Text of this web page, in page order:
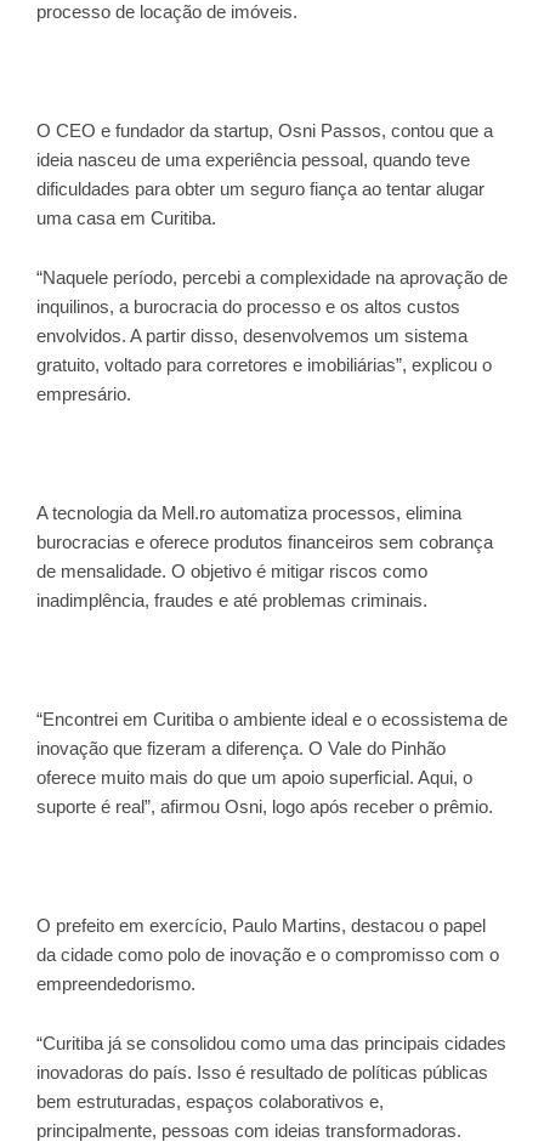
processo de locação de imóveis.
O CEO e fundador da startup, Osni Passos, contou que a
ideia nasceu de uma experiência pessoal, quando teve
dificuldades para obter um seguro fiança ao tentar alugar
uma casa em Curitiba.
“Naquele período, percebi a complexidade na aprovação de
inquilinos, a burocracia do processo e os altos custos
envolvidos. A partir disso, desenvolvemos um sistema
gratuito, voltado para corretores e imobiliárias”, explicou o
empresário.
A tecnologia da Mell.ro automatiza processos, elimina
burocracias e oferece produtos financeiros sem cobrança
de mensalidade. O objetivo é mitigar riscos como
inadimplência, fraudes e até problemas criminais.
“Encontrei em Curitiba o ambiente ideal e o ecossistema de
inovação que fizeram a diferença. O Vale do Pinhão
oferece muito mais do que um apoio superficial. Aqui, o
suporte é real”, afirmou Osni, logo após receber o prêmio.
O prefeito em exercício, Paulo Martins, destacou o papel
da cidade como polo de inovação e o compromisso com o
empreendedorismo.
“Curitiba já se consolidou como uma das principais cidades
inovadoras do país. Isso é resultado de políticas públicas
bem estruturadas, espaços colaborativos e,
principalmente, pessoas com ideias transformadoras.